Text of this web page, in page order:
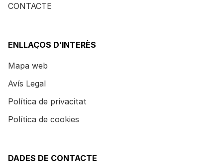
CONTACTE
ENLLAÇOS D’INTERÈS
Mapa web
Avís Legal
Política de privacitat
Política de cookies
DADES DE CONTACTE